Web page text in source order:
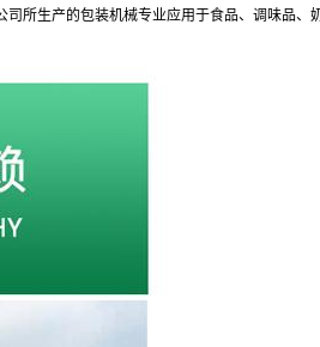
所生产的包装机械专业应用于食品、调味品